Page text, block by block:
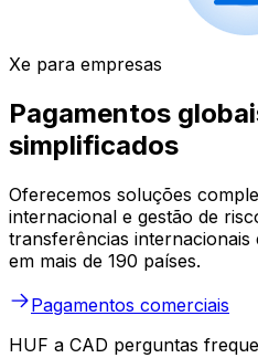
Xe para empresas
Pagamentos
simplificados
Oferecemos soluções
internacional e gestão de
transferências internacionais
em mais de 190 países.
Pagamentos comerciais
HUF a CAD perguntas